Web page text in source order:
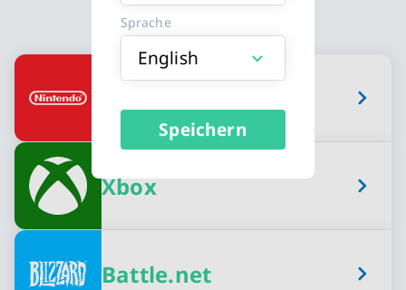
Sprache
English
Speichern
Erhältliche Spielguthaben Karttypen
Xbox
Battle.net